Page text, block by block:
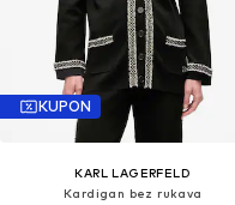
KUPON
KARL LAGERFELD
Kardigan bez rukava